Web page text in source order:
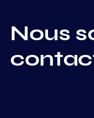
Nous